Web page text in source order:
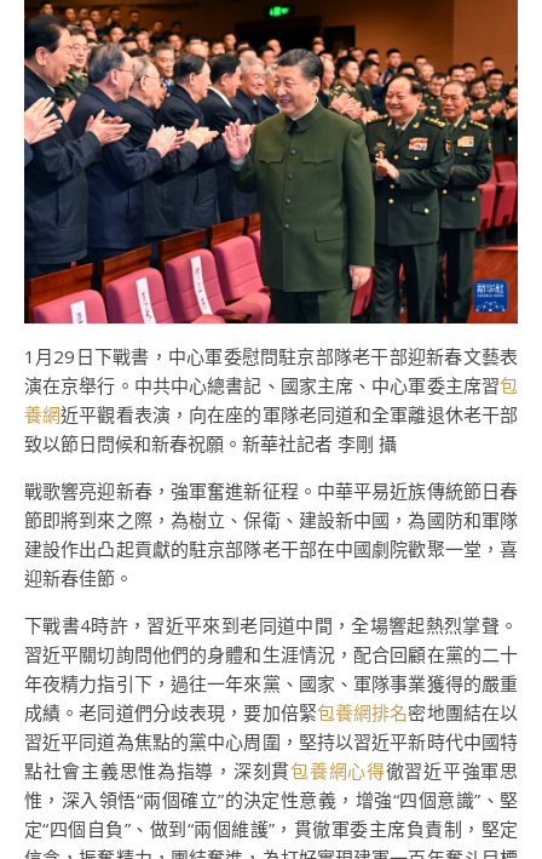
1月29日下戰書，中心軍委慰問駐京部隊老干部迎新春文藝表
演在京舉行。中共中心總書記、國家主席、中心軍委主席習包
養網近平觀看表演，向在座的軍隊老同道和全軍離退休老干部
致以節日問候和新春祝願。新華社記者 李剛 攝
戰歌響亮迎新春，強軍奮進新征程。中華平易近族傳統節日春
節即將到來之際，為樹立、保衛、建設新中國，為國防和軍隊
建設作出凸起貢獻的駐京部隊老干部在中國劇院歡聚一堂，喜
迎新春佳節。
下戰書4時許，習近平來到老同道中間，全場響起熱烈掌聲。
習近平關切詢問他們的身體和生涯情況，配合回顧在黨的二十
年夜精力指引下，過往一年來黨、國家、軍隊事業獲得的嚴重
成績。老同道們分歧表現，要加倍緊包養網排名密地團結在以
習近平同道為焦點的黨中心周圍，堅持以習近平新時代中國特
點社會主義思惟為指導，深刻貫包養網心得徹習近平強軍思
惟，深入領悟“兩個確立”的決定性意義，增強“四個意識”、堅
定“四個自負”、做到“兩個維護”，貫徹軍委主席負責制，堅定